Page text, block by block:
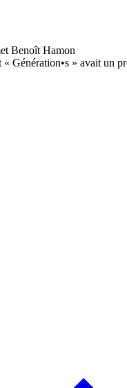
Génération•s » avait un